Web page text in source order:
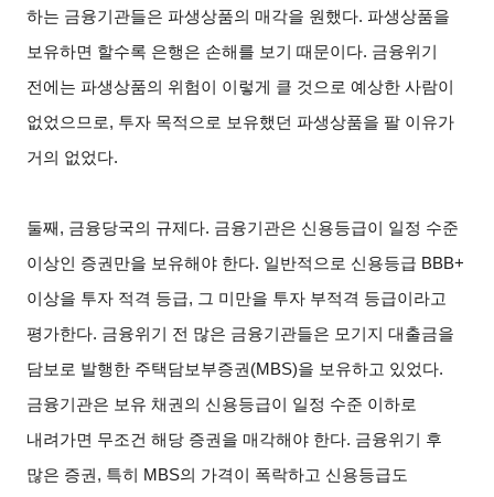
하는 금융기관들은 파생상품의 매각을 원했다. 파생상품을
보유하면 할수록 은행은 손해를 보기 때문이다. 금융위기
전에는 파생상품의 위험이 이렇게 클 것으로 예상한 사람이
없었으므로, 투자 목적으로 보유했던 파생상품을 팔 이유가
거의 없었다.
둘째, 금융당국의 규제다. 금융기관은 신용등급이 일정 수준
이상인 증권만을 보유해야 한다. 일반적으로 신용등급 BBB+
이상을 투자 적격 등급, 그 미만을 투자 부적격 등급이라고
평가한다. 금융위기 전 많은 금융기관들은 모기지 대출금을
담보로 발행한 주택담보부증권(MBS)을 보유하고 있었다.
금융기관은 보유 채권의 신용등급이 일정 수준 이하로
내려가면 무조건 해당 증권을 매각해야 한다. 금융위기 후
많은 증권, 특히 MBS의 가격이 폭락하고 신용등급도